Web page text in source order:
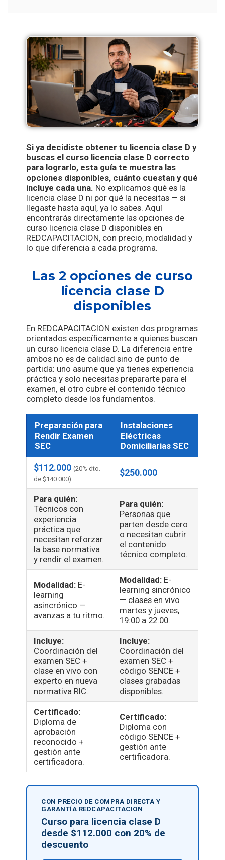
Si ya decidiste obtener tu licencia clase D y
buscas el curso licencia clase D correcto
para lograrlo, esta guía te muestra las
opciones disponibles, cuánto cuestan y qué
incluye cada una. No explicamos qué es la
licencia clase D ni por qué la necesitas — si
llegaste hasta aquí, ya lo sabes. Aquí
encontrarás directamente las opciones de
curso licencia clase D disponibles en
REDCAPACITACION, con precio, modalidad y
lo que diferencia a cada programa.
Las 2 opciones de curso
licencia clase D
disponibles
En REDCAPACITACION existen dos programas
orientados específicamente a quienes buscan
un curso licencia clase D. La diferencia entre
ambos no es de calidad sino de punto de
partida: uno asume que ya tienes experiencia
práctica y solo necesitas prepararte para el
examen, el otro cubre el contenido técnico
completo desde los fundamentos.
Preparación para
Rendir Examen
SEC
Instalaciones
Eléctricas
Domiciliarias SEC
$112.000(20% dto.
de $140.000)
$250.000
Para quién:
Técnicos con
experiencia
práctica que
necesitan reforzar
la base normativa
y rendir el examen.
Para quién:
Personas que
parten desde cero
o necesitan cubrir
el contenido
técnico completo.
Modalidad: E-
learning
asincrónico —
avanzas a tu ritmo.
Modalidad: E-
learning sincrónico
— clases en vivo
martes y jueves,
19:00 a 22:00.
Incluye:
Coordinación del
examen SEC +
clase en vivo con
experto en nueva
normativa RIC.
Incluye:
Coordinación del
examen SEC +
código SENCE +
clases grabadas
disponibles.
Certificado:
Diploma de
aprobación
reconocido +
gestión ante
certificadora.
Certificado:
Diploma con
código SENCE +
gestión ante
certificadora.
CON PRECIO DE COMPRA DIRECTA Y
GARANTÍA REDCAPACITACION
Curso para licencia clase D
desde $112.000 con 20% de
descuento